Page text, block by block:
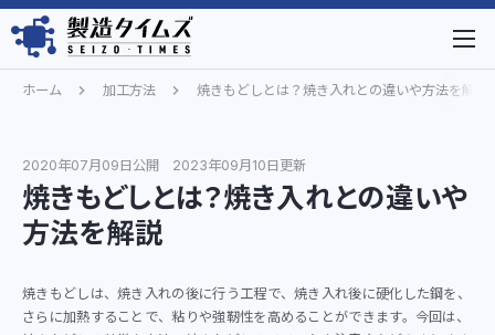
ホーム 加工方法 焼きもどしとは？焼き入れとの違いや方法を解説
2020年07月09日公開 2023年09月10日更新
焼きもどしとは？焼き入れとの違いや
方法を解説
焼きもどしは、焼き入れの後に行う工程で、焼き入れ後に硬化した鋼を、
さらに加熱することで、粘りや強靭性を高めることができます。今回は、